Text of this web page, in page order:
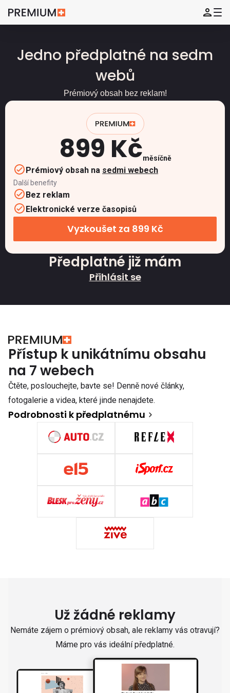
Jedno předplatné na sedm
webů
Prémiový obsah bez reklam!
899 Kčměsíčně
Prémiový obsah na sedmi webech
Další benefity
Bez reklam
Elektronické verze časopisů
Vyzkoušet za 899 Kč
Předplatné již mám
Přihlásit se
Přístup k unikátnímu obsahu
na 7 webech
Čtěte, poslouchejte, bavte se! Denně nové články,
fotogalerie a videa, které jinde nenajdete.
Podrobnosti k předplatnému
Už žádné reklamy
Nemáte zájem o prémiový obsah, ale reklamy vás otravují?
Máme pro vás ideální předplatné.